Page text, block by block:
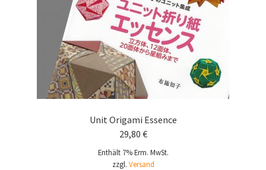
Unit Origami Essence
29,80 €
Enthält 7% Erm. MwSt.
zzgl. Versand